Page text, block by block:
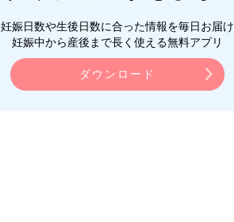
妊娠日数や生後日数に合った情報を毎日お届け
妊娠中から産後まで長く使える無料アプリ
ダウンロード